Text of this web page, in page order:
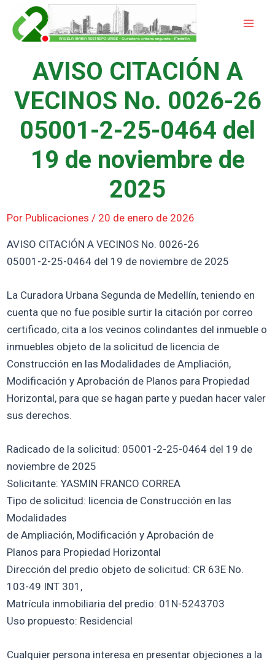
contenido
AVISO CITACIÓN A
VECINOS No. 0026-26
05001-2-25-0464 del
19 de noviembre de
2025
Por Publicaciones / 20 de enero de 2026
AVISO CITACIÓN A VECINOS No. 0026-26
05001-2-25-0464 del 19 de noviembre de 2025
La Curadora Urbana Segunda de Medellín, teniendo en
cuenta que no fue posible surtir la citación por correo
certificado, cita a los vecinos colindantes del inmueble o
inmuebles objeto de la solicitud de licencia de
Construcción en las Modalidades de Ampliación,
Modificación y Aprobación de Planos para Propiedad
Horizontal, para que se hagan parte y puedan hacer valer
sus derechos.
Radicado de la solicitud: 05001-2-25-0464 del 19 de
noviembre de 2025
Solicitante: YASMIN FRANCO CORREA
Tipo de solicitud: licencia de Construcción en las
Modalidades
de Ampliación, Modificación y Aprobación de
Planos para Propiedad Horizontal
Dirección del predio objeto de solicitud: CR 63E No.
103-49 INT 301,
Matrícula inmobiliaria del predio: 01N-5243703
Uso propuesto: Residencial
Cualquier persona interesa en presentar objeciones a la